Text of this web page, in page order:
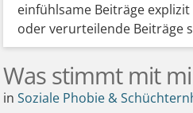
einfühlsame Beiträge
oder verurteilende Beiträge
Was stimmt mit
inSoziale Phobie &